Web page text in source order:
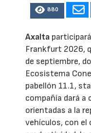
880
Axalta
Frankfurt 2026,
de septiembre,
Ecosistema
pabellón 11.1,
compañía dará a
orientadas a la
vehículos, con el